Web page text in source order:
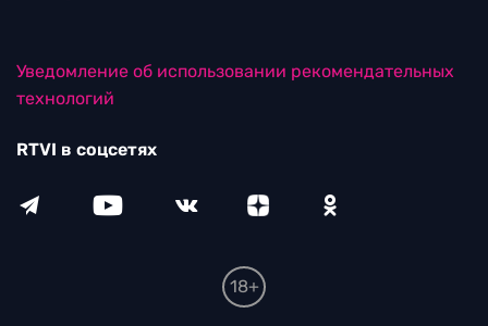
Уведомление об использовании рекомендательных
технологий
RTVI в соцсетях
18+